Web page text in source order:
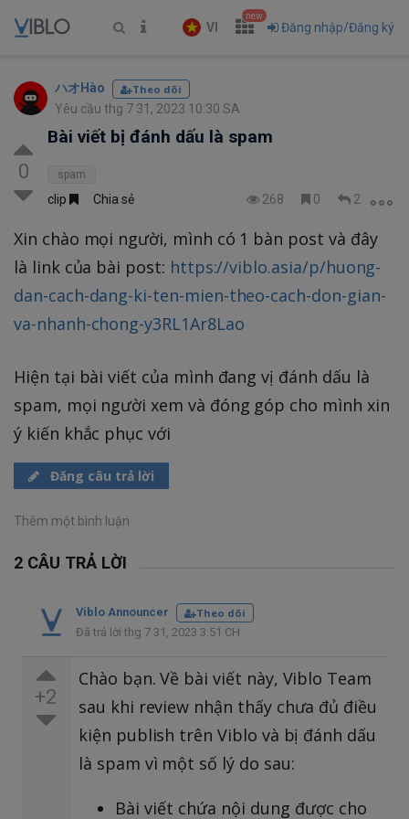
VI
new
Đăng nhập/Đăng ký
ハオHào Theo dõi
Yêu cầu thg 7 31, 2023 10:30 SA
0
Bài viết bị đánh dấu là spam
spam
clip Chia sẻ 268 0 2
Xin chào mọi người, mình có 1 bàn post và đây
là link của bài post: https://viblo.asia/p/huong-
dan-cach-dang-ki-ten-mien-theo-cach-don-gian-
va-nhanh-chong-y3RL1Ar8Lao
Hiện tại bài viết của mình đang vị đánh dấu là
spam, mọi người xem và đóng góp cho mình xin
ý kiến khắc phục với
Đăng câu trả lời
Thêm một bình luận
2 CÂU TRẢ LỜI
Viblo Announcer
Theo dõi
Đã trả lời thg 7 31, 2023 3:51 CH
+2
Chào bạn. Về bài viết này, Viblo Team
sau khi review nhận thấy chưa đủ điều
kiện publish trên Viblo và bị đánh dấu
là spam vì một số lý do sau:
Bài viết chứa nội dung được cho